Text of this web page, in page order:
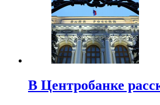
В Центробанке